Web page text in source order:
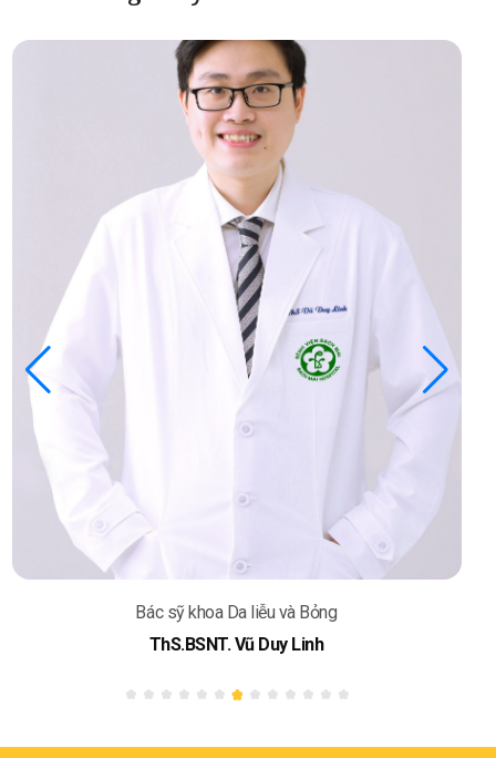
Bác sỹ khoa Da liễu và Bỏng
ThS.BSNT. Vũ Duy Linh